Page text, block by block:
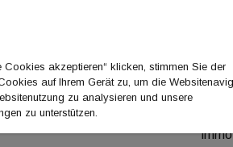
Cookies akzeptieren“ klicken, stimmen Sie der
auf Ihrem Gerät zu, um die
zu analysieren und unsere
zu unterstützen.